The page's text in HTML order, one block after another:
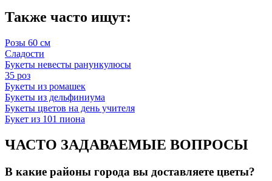
Также часто ищут:
Розы 60 см
Сладости
Букеты невесты ранункулюсы
35 роз
Букеты из ромашек
Букеты из дельфиниума
Букеты цветов на день учителя
Букет из 101 пиона
ЧАСТО ЗАДАВАЕМЫЕ ВОПРОСЫ
В какие районы города вы доставляете цветы?